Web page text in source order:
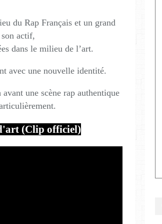
du Rap Français et un grand
actif,
dans le milieu de l’art.
avec une nouvelle identité.
une scène rap authentique
(Clip officiel)